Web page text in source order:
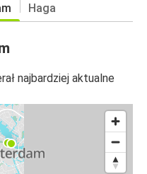
Haga
najbardziej aktualne